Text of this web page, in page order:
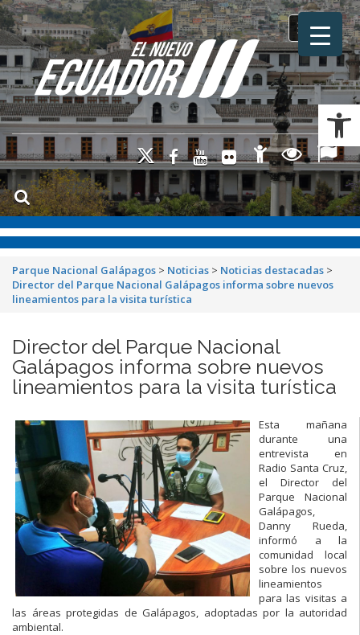
Toggle
Parque Nacional Galápagos > Noticias > Noticias destacadas >
Director del Parque Nacional Galápagos informa sobre nuevos
lineamientos para la visita turística
Director del Parque Nacional
Galápagos informa sobre nuevos
lineamientos para la visita turística
Esta mañana
durante una
entrevista en
Radio Santa Cruz,
el Director del
Parque Nacional
Galápagos,
Danny Rueda,
informó a la
comunidad local
sobre los nuevos
lineamientos
para las visitas a
las áreas protegidas de Galápagos, adoptadas por la autoridad
ambiental.